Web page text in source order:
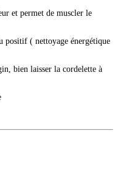
et permet de muscler le
positif ( nettoyage énergétique
bien laisser la cordelette à